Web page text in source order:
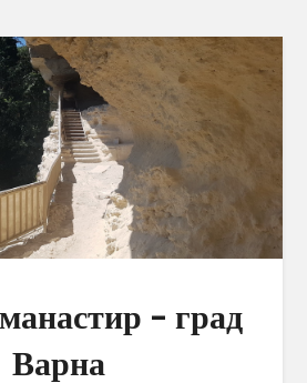
– град
Варна